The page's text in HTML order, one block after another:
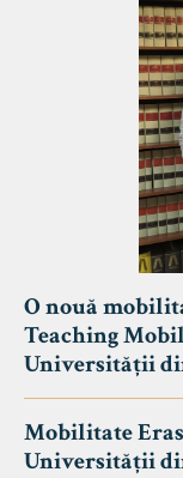
O nouă
Teaching
Universității
Mobilitate
Universității